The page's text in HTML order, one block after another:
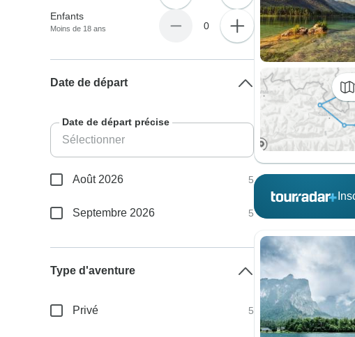
Enfants
Moins de 18 ans 0
Date de départ
Date de départ précise
Août 2026 5
Septembre 2026 5
Type d'aventure
Privé 5